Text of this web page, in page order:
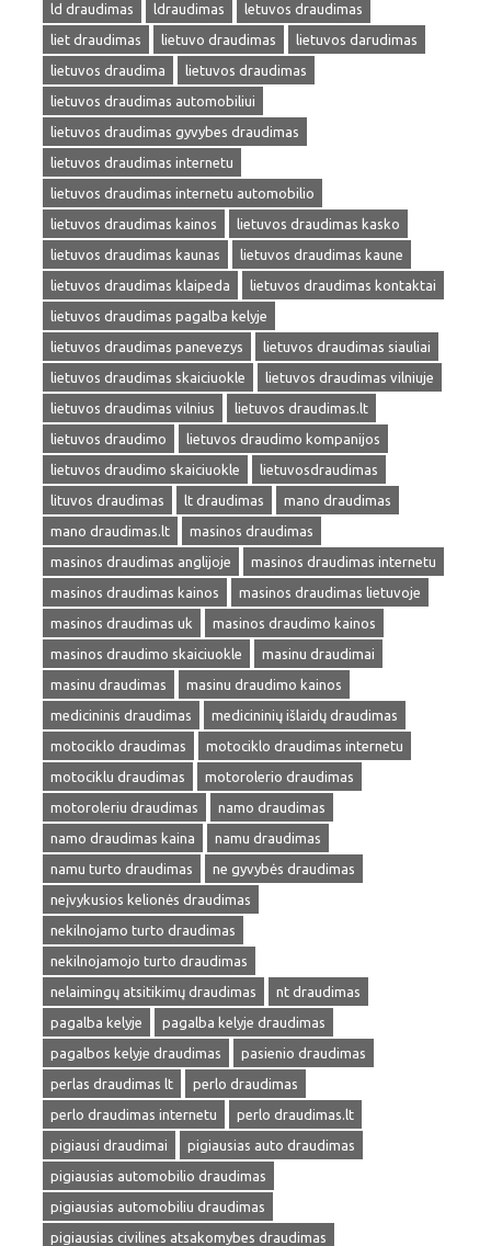
ld draudimas
ldraudimas
letuvos draudimas
liet draudimas
lietuvo draudimas
lietuvos darudimas
lietuvos draudima
lietuvos draudimas
lietuvos draudimas automobiliui
lietuvos draudimas gyvybes draudimas
lietuvos draudimas internetu
lietuvos draudimas internetu automobilio
lietuvos draudimas kainos
lietuvos draudimas kasko
lietuvos draudimas kaunas
lietuvos draudimas kaune
lietuvos draudimas klaipeda
lietuvos draudimas kontaktai
lietuvos draudimas pagalba kelyje
lietuvos draudimas panevezys
lietuvos draudimas siauliai
lietuvos draudimas skaiciuokle
lietuvos draudimas vilniuje
lietuvos draudimas vilnius
lietuvos draudimas.lt
lietuvos draudimo
lietuvos draudimo kompanijos
lietuvos draudimo skaiciuokle
lietuvosdraudimas
lituvos draudimas
lt draudimas
mano draudimas
mano draudimas.lt
masinos draudimas
masinos draudimas anglijoje
masinos draudimas internetu
masinos draudimas kainos
masinos draudimas lietuvoje
masinos draudimas uk
masinos draudimo kainos
masinos draudimo skaiciuokle
masinu draudimai
masinu draudimas
masinu draudimo kainos
medicininis draudimas
medicininių išlaidų draudimas
motociklo draudimas
motociklo draudimas internetu
motociklu draudimas
motorolerio draudimas
motoroleriu draudimas
namo draudimas
namo draudimas kaina
namu draudimas
namu turto draudimas
ne gyvybės draudimas
neįvykusios kelionės draudimas
nekilnojamo turto draudimas
nekilnojamojo turto draudimas
nelaimingų atsitikimų draudimas
nt draudimas
pagalba kelyje
pagalba kelyje draudimas
pagalbos kelyje draudimas
pasienio draudimas
perlas draudimas lt
perlo draudimas
perlo draudimas internetu
perlo draudimas.lt
pigiausi draudimai
pigiausias auto draudimas
pigiausias automobilio draudimas
pigiausias automobiliu draudimas
pigiausias civilines atsakomybes draudimas